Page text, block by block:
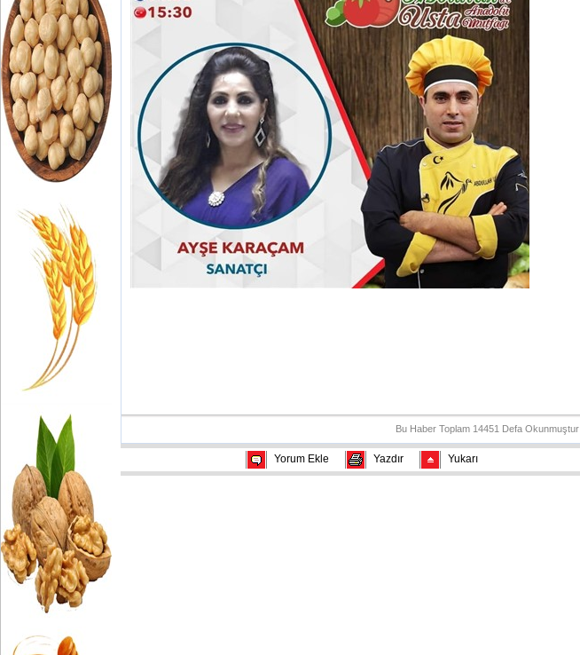
Bu Haber Toplam 14451 Defa Okunmuştur
Yorum Ekle Yazdır Yukarı